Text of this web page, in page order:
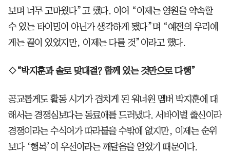
보며 너무 고마웠다”고 했다. 이어 “이제는 영원을 약속할
수 있는 타이밍이 아닌가 생각하게 됐다”며 “예전의 우리에
게는 끝이 있었지만, 이제는 다를 것”이라고 했다.
◇“박지훈과 솔로 맞대결? 함께 있는 것만으로 다행”
공교롭게도 활동 시기가 겹치게 된 워너원 멤버 박지훈에 대
해서는 경쟁심보다는 동료애를 드러냈다. 서바이벌 출신이라
경쟁이라는 수식어가 따라붙을 수밖에 없지만, 이제는 순위
보다 ‘행복’이 우선이라는 깨달음을 얻었기 때문이다.